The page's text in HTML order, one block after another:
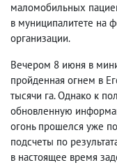
маломобильных
в муниципалитете на
организации.
Вечером 8 июня в
пройденная огнем в
тысячи га. Однако к
обновленную
огонь прошелся уже
подсчеты по
в настоящее время